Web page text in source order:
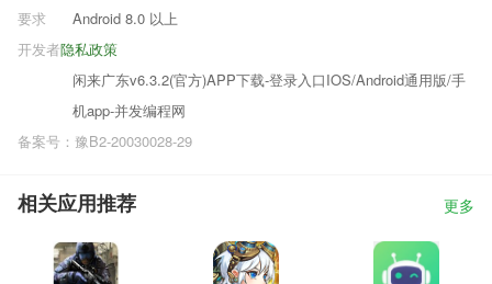
要求
Android 8.0 以上
隐私政策
开发者
闲来广东v6.3.2(官方)APP下载-登录入口IOS/Android通用版/手
机app-并发编程网
备案号：豫B2-20030028-29
相关应用推荐 更多